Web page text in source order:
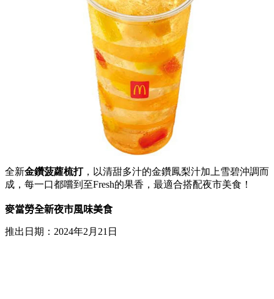
全新金鑽菠蘿梳打，以清甜多汁的金鑽鳳梨汁加上雪碧沖調而
成，每一口都嚐到至Fresh的果香，最適合搭配夜市美食！
麥當勞全新夜市風味美食
推出日期：2024年2月21日